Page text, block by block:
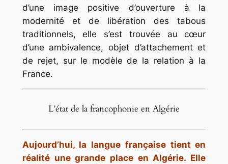
d’une image positive d’ouverture à la
modernité et de libération des tabous
traditionnels, elle s’est trouvée au cœur
d’une ambivalence, objet d’attachement et
de rejet, sur le modèle de la relation à la
France.
L’état de la francophonie en Algérie
Aujourd’hui, la langue française tient en
réalité une grande place en Algérie. Elle